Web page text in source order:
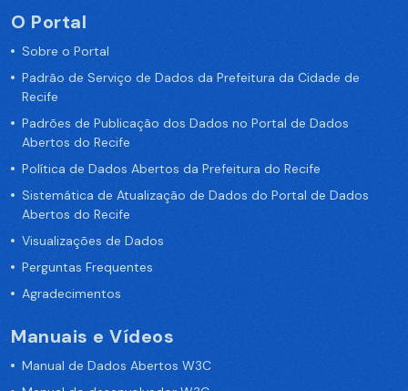
O Portal
Sobre o Portal
Padrão de Serviço de Dados da Prefeitura da Cidade de
Recife
Padrões de Publicação dos Dados no Portal de Dados
Abertos do Recife
Política de Dados Abertos da Prefeitura do Recife
Sistemática de Atualização de Dados do Portal de Dados
Abertos do Recife
Visualizações de Dados
Perguntas Frequentes
Agradecimentos
Manuais e Vídeos
Manual de Dados Abertos W3C